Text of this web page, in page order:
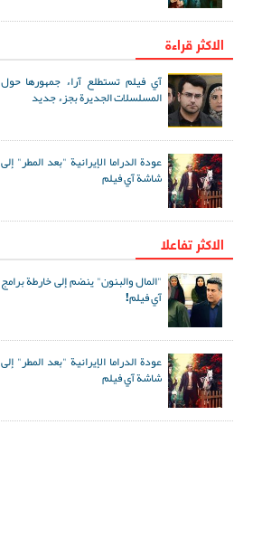
الاكثر قراءة
آي فيلم تستطلع آراء جمهورها حول
المسلسلات الجديرة بجزء جديد
عودة الدراما الإيرانية "بعد المطر" إلى
شاشة آي فيلم
الاکثر تفاعلا
"المال والبنون" ينضم إلى خارطة برامج
آي فيلم!
عودة الدراما الإيرانية "بعد المطر" إلى
شاشة آي فيلم